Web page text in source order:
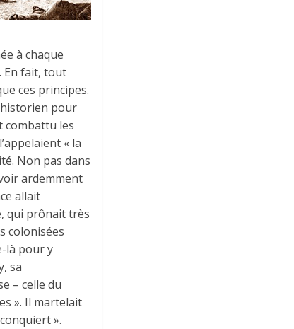
à chaque
En fait, tout
ces principes.
historien pour
combattu les
« la
Non pas dans
ardemment
allait
qui prônait très
colonisées
là pour y
sa
– celle du
». Il martelait
».